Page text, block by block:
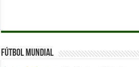
Fútbol Mundial